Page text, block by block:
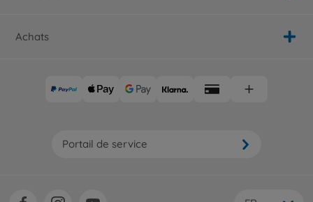
Achats
Portail de service